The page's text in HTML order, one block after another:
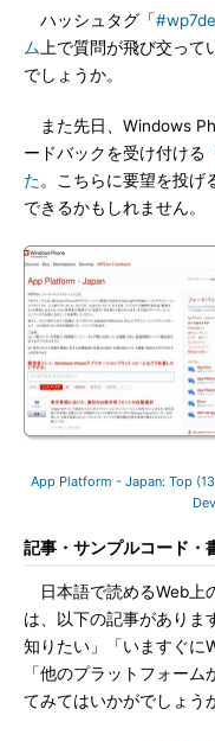
ハッシュタグ「
ム 上で質問が飛び交っ
でしょうか。
また先日、Windows
ードバックを受け付ける
た。こちらに要望を投げ
できるかもしれません。
App Platform - Japan: Top
記事・サンプルコード・
日本語で読めるWeb上
は、以下の記事がありま
知りたい」「いますぐに
「他のプラットフォー
てみてはいかがでしょう